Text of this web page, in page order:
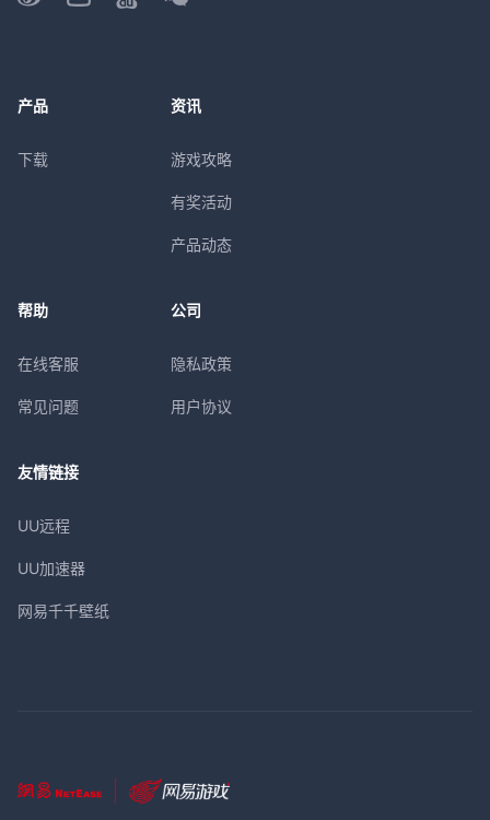
产品
下载
资讯
游戏攻略
有奖活动
产品动态
帮助
在线客服
常见问题
公司
隐私政策
用户协议
友情链接
UU远程
UU加速器
网易千千壁纸